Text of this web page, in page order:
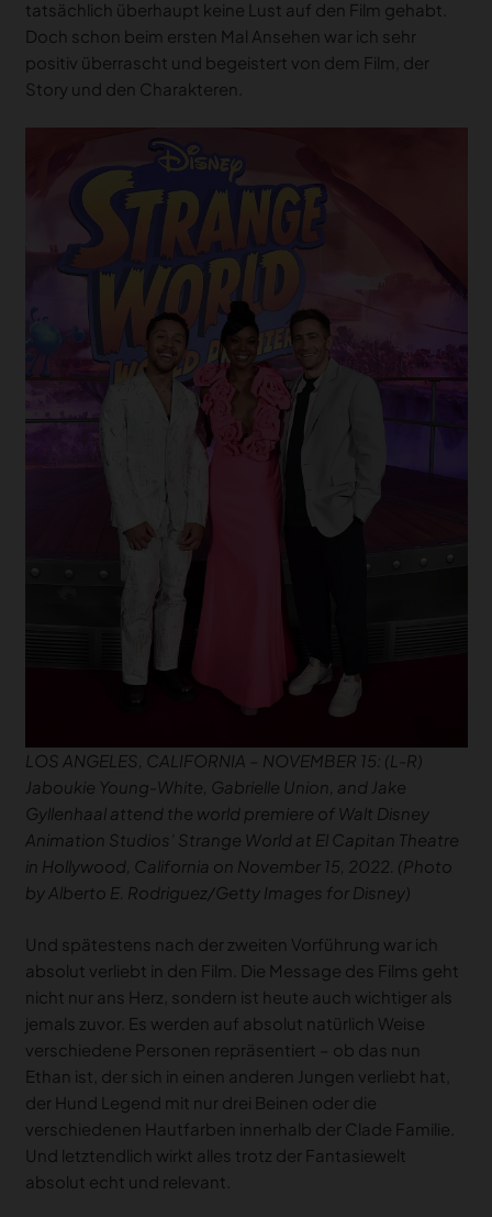
tatsächlich überhaupt keine Lust auf den Film gehabt.
Doch schon beim ersten Mal Ansehen war ich sehr
positiv überrascht und begeistert von dem Film, der
Story und den Charakteren.
LOS ANGELES, CALIFORNIA – NOVEMBER 15: (L-R)
Jaboukie Young-White, Gabrielle Union, and Jake
Gyllenhaal attend the world premiere of Walt Disney
Animation Studios’ Strange World at El Capitan Theatre
in Hollywood, California on November 15, 2022. (Photo
by Alberto E. Rodriguez/Getty Images for Disney)
Und spätestens nach der zweiten Vorführung war ich
absolut verliebt in den Film. Die Message des Films geht
nicht nur ans Herz, sondern ist heute auch wichtiger als
jemals zuvor. Es werden auf absolut natürlich Weise
verschiedene Personen repräsentiert – ob das nun
Ethan ist, der sich in einen anderen Jungen verliebt hat,
der Hund Legend mit nur drei Beinen oder die
verschiedenen Hautfarben innerhalb der Clade Familie.
Und letztendlich wirkt alles trotz der Fantasiewelt
absolut echt und relevant.